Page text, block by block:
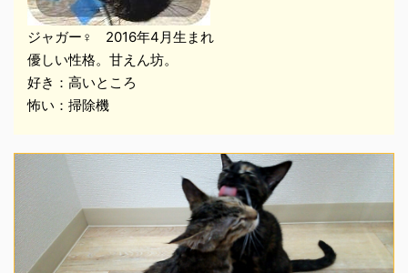
ジャガー♀ 2016年4月生まれ
優しい性格。甘えん坊。
好き：高いところ
怖い：掃除機